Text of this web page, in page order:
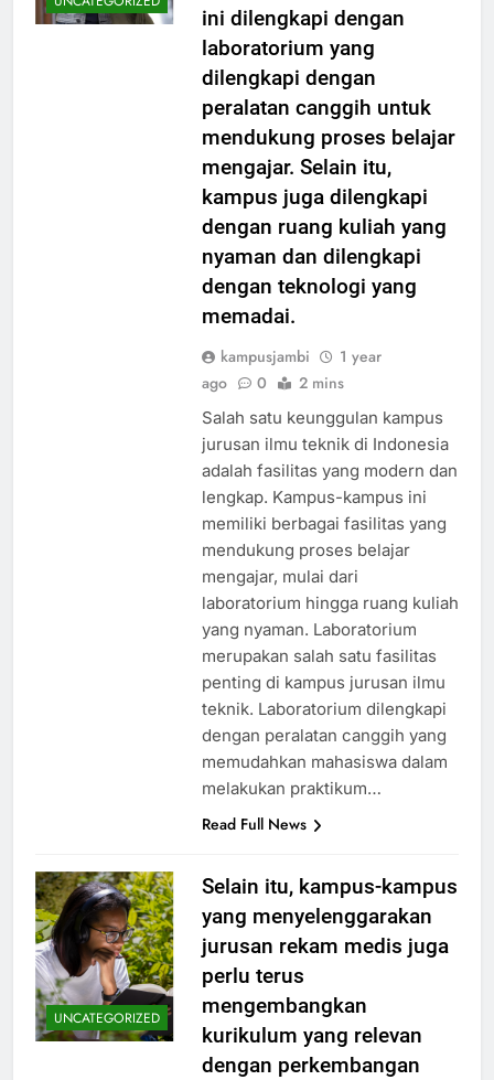
ini dilengkapi dengan
laboratorium yang
dilengkapi dengan
peralatan canggih untuk
mendukung proses belajar
mengajar. Selain itu,
kampus juga dilengkapi
dengan ruang kuliah yang
nyaman dan dilengkapi
dengan teknologi yang
memadai.
kampusjambi
1 year
ago
0 2 mins
Salah satu keunggulan kampus
jurusan ilmu teknik di Indonesia
adalah fasilitas yang modern dan
lengkap. Kampus-kampus ini
memiliki berbagai fasilitas yang
mendukung proses belajar
mengajar, mulai dari
laboratorium hingga ruang kuliah
yang nyaman. Laboratorium
merupakan salah satu fasilitas
penting di kampus jurusan ilmu
teknik. Laboratorium dilengkapi
dengan peralatan canggih yang
memudahkan mahasiswa dalam
melakukan praktikum…
Read Full News
UNCATEGORIZED
Selain itu, kampus-kampus
yang menyelenggarakan
jurusan rekam medis juga
perlu terus
mengembangkan
kurikulum yang relevan
dengan perkembangan